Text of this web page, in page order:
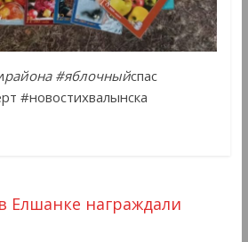
района #яблочныйспас
#новостихвалынска
Елшанке награждали